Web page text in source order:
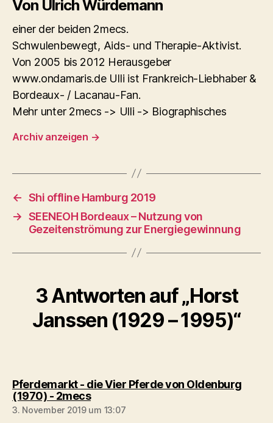
Von Ulrich Würdemann
einer der beiden 2mecs.
Schwulenbewegt, Aids- und Therapie-Aktivist.
Von 2005 bis 2012 Herausgeber
www.ondamaris.de Ulli ist Frankreich-Liebhaber &
Bordeaux- / Lacanau-Fan.
Mehr unter 2mecs -> Ulli -> Biographisches
Archiv anzeigen →
← Shi offline Hamburg 2019
→ SEENEOH Bordeaux – Nutzung von
Gezeitenströmung zur Energiegewinnung
3 Antworten auf „Horst
Janssen (1929 – 1995)“
Pferdemarkt - die Vier Pferde von Oldenburg
(1970) - 2mecssagt:
3. November 2019 um 13:07